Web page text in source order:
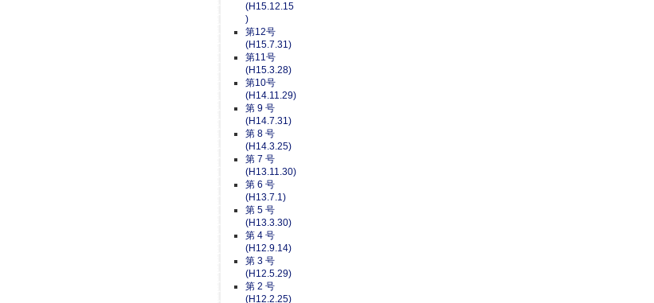
(H15.12.15
)
第12号
(H15.7.31)
第11号
(H15.3.28)
第10号
(H14.11.29)
第 9 号
(H14.7.31)
第 8 号
(H14.3.25)
第 7 号
(H13.11.30)
第 6 号
(H13.7.1)
第 5 号
(H13.3.30)
第 4 号
(H12.9.14)
第 3 号
(H12.5.29)
第 2 号
(H12.2.25)